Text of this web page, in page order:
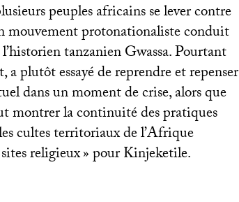
peuples africains se lever contre
mouvement protonationaliste conduit
tanzanien Gwassa. Pourtant
plutôt essayé de reprendre et repenser
dans un moment de crise, alors que
montrer la continuité des pratiques
cultes territoriaux de l’Afrique
sites religieux» pour Kinjeketile.